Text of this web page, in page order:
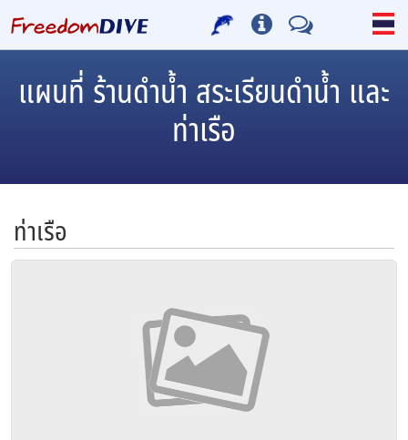
แผนที่ ร้านดำน้ำ สระเรียนดำน้ำ และ
ท่าเรือ
ท่าเรือ